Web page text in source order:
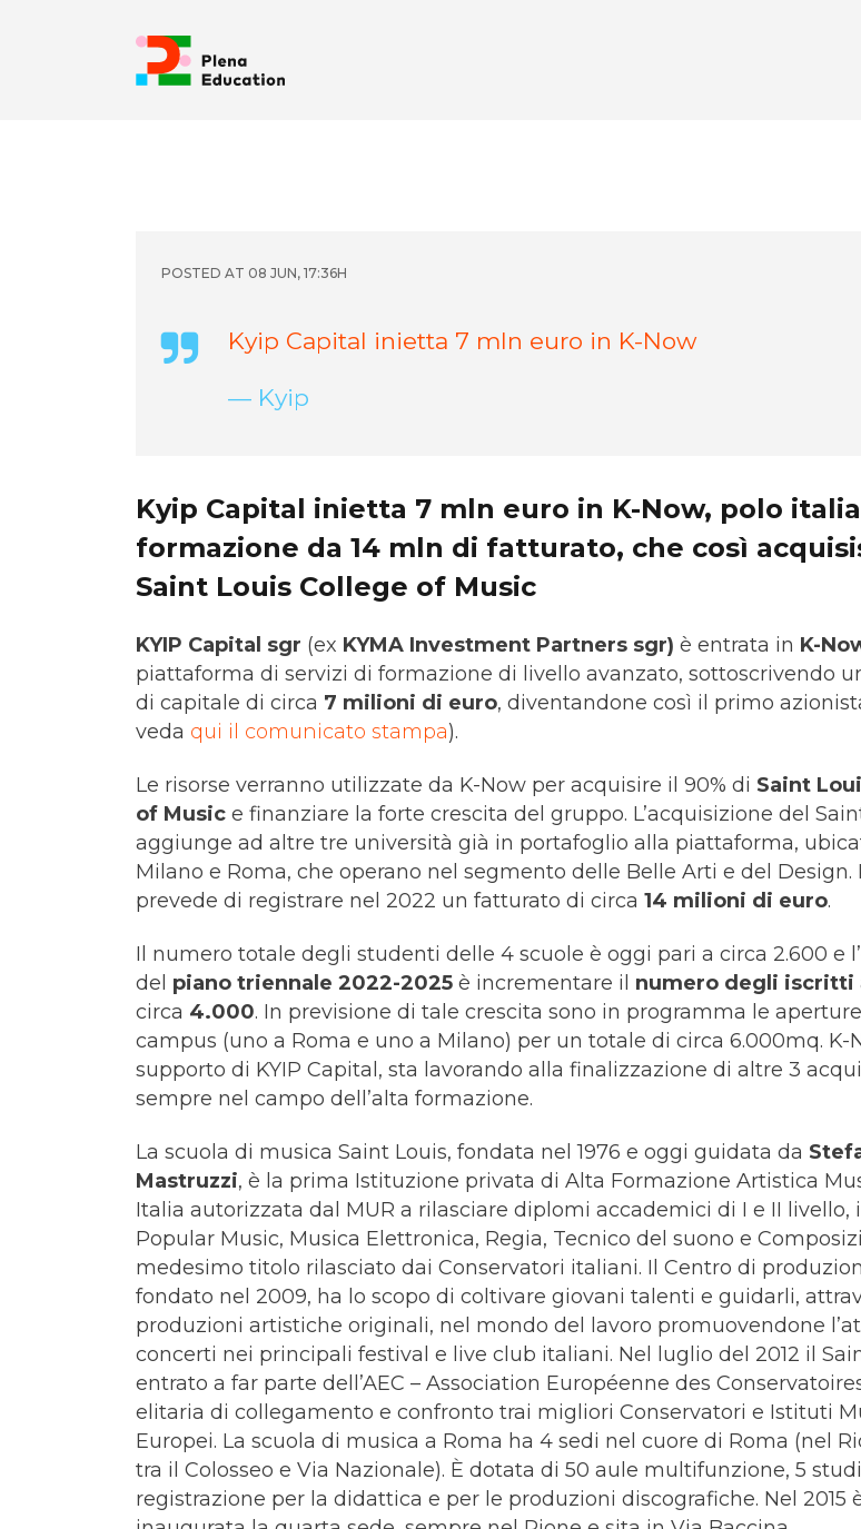
POSTED AT 08 JUN, 17:36H
Kyip Capital inietta 7 mln euro in K-Now
— Kyip
Kyip Capital inietta 7 mln euro in K-Now, polo
formazione da 14 mln di fatturato, che così
Saint Louis College of Music
KYIP Capital sgr (ex KYMA Investment Partners sgr) è entrata in K-
piattaforma di servizi di formazione di livello avanzato, sottoscrivendo
di capitale di circa 7 milioni di euro, diventandone così il primo
veda qui il comunicato stampa).
Le risorse verranno utilizzate da K-Now per acquisire il 90% di Saint
of Music e finanziare la forte crescita del gruppo. L’acquisizione del
aggiunge ad altre tre università già in portafoglio alla piattaforma,
Milano e Roma, che operano nel segmento delle Belle Arti e del Design.
prevede di registrare nel 2022 un fatturato di circa 14 milioni di euro.
Il numero totale degli studenti delle 4 scuole è oggi pari a circa 2.600 e
del piano triennale 2022-2025 è incrementare il numero degli iscritti
circa 4.000. In previsione di tale crescita sono in programma le
campus (uno a Roma e uno a Milano) per un totale di circa 6.000mq. K-
supporto di KYIP Capital, sta lavorando alla finalizzazione di altre 3
sempre nel campo dell’alta formazione.
La scuola di musica Saint Louis, fondata nel 1976 e oggi guidata da
Mastruzzi, è la prima Istituzione privata di Alta Formazione Artistica
Italia autorizzata dal MUR a rilasciare diplomi accademici di I e II livello,
Popular Music, Musica Elettronica, Regia, Tecnico del suono e
medesimo titolo rilasciato dai Conservatori italiani. Il Centro di
fondato nel 2009, ha lo scopo di coltivare giovani talenti e guidarli,
produzioni artistiche originali, nel mondo del lavoro promuovendone
concerti nei principali festival e live club italiani. Nel luglio del 2012 il
entrato a far parte dell’AEC – Association Européenne des
elitaria di collegamento e confronto trai migliori Conservatori e Istituti
Europei. La scuola di musica a Roma ha 4 sedi nel cuore di Roma (nel
tra il Colosseo e Via Nazionale). È dotata di 50 aule multifunzione, 5
registrazione per la didattica e per le produzioni discografiche. Nel 2015